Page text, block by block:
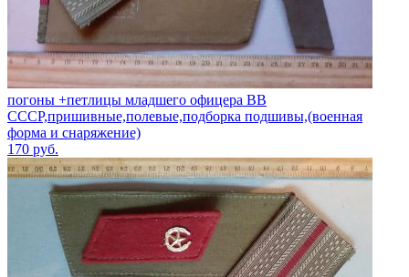
погоны +петлицы младшего офицера ВВ
СССР,пришивные,полевые,подборка подшивы,(военная
форма и снаряжение)
170 руб.